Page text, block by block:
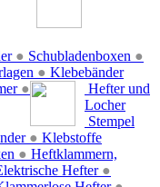
● Schubladenboxen ●
●
●
Klebebänder
●
●
Hefter und
Locher
Hefter ●
Stempel
Klebstoffe
Heftklammern,